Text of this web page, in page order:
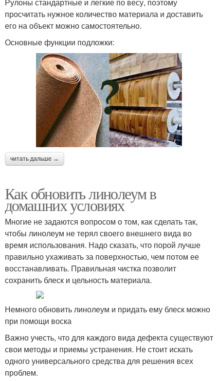
Рулоны стандартные и легкие по весу, поэтому
просчитать нужное количество материала и доставить
его на объект можно самостоятельно.
Основные функции подложки:
читать дальше →
Как обновить линолеум в
домашних условиях
Многие не задаются вопросом о том, как сделать так,
чтобы линолеум не терял своего внешнего вида во
время использования. Надо сказать, что порой лучше
правильно ухаживать за поверхностью, чем потом ее
восстанавливать. Правильная чистка позволит
сохранить блеск и цельность материала.
Немного обновить линолеум и придать ему блеск можно
при помощи воска
Важно учесть, что для каждого вида дефекта существуют
свои методы и приемы устранения. Не стоит искать
одного универсального средства для решения всех
проблем.